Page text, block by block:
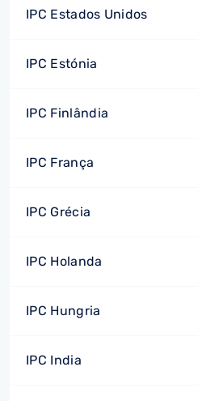
IPC Estados Unidos
IPC Estónia
IPC Finlândia
IPC França
IPC Grécia
IPC Holanda
IPC Hungria
IPC India